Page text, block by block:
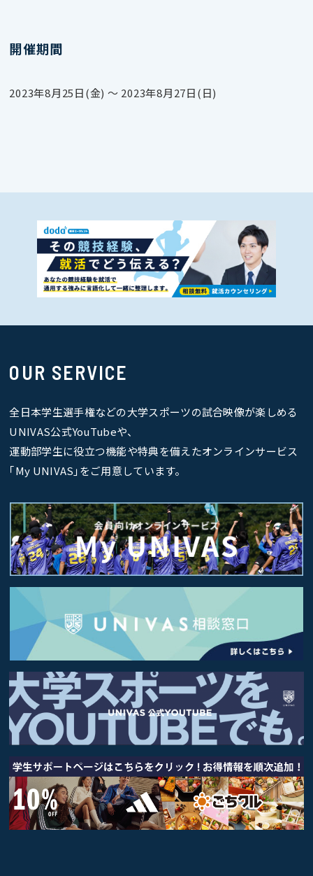
開催期間
2023年8月25日(金) 〜 2023年8月27日(日)
OUR SERVICE
全日本学生選手権などの大学スポーツの試合映像が楽しめる
UNIVAS公式YouTubeや、
運動部学生に役立つ機能や特典を備えたオンラインサービス
｢My UNIVAS｣をご用意しています。